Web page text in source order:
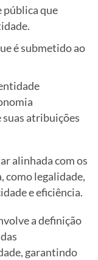
pública que
é submetido ao
atribuições
alinhada com os
como legalidade,
e eficiência.
a definição
garantindo